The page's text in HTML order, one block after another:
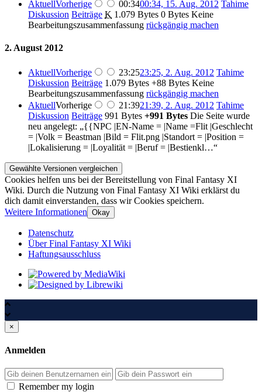
AktuellVorherige 00:3400:34, 15. Aug. 2012 Tahime
Diskussion Beiträge K 1.079 Bytes 0 Bytes Keine
Bearbeitungszusammenfassung rückgängig machen
2. August 2012
AktuellVorherige 23:2523:25, 2. Aug. 2012 Tahime
Diskussion Beiträge 1.079 Bytes +88 Bytes Keine
Bearbeitungszusammenfassung rückgängig machen
AktuellVorherige 21:3921:39, 2. Aug. 2012 Tahime
Diskussion Beiträge 991 Bytes +991 Bytes Die Seite wurde
neu angelegt: „{{NPC |EN-Name = |Name =Flit |Geschlecht
= |Volk = Beastman |Bild = Flit.png |Standort = |Position =
|Lokalisierung = |Loyalität = |Beruf = |Bestienkl…“
Cookies helfen uns bei der Bereitstellung von Final Fantasy XI
Wiki. Durch die Nutzung von Final Fantasy XI Wiki erklärst du
dich damit einverstanden, dass wir Cookies speichern.
Weitere Informationen Okay
Datenschutz
Über Final Fantasy XI Wiki
Haftungsausschluss
×
Anmelden
Passwort
Remember my login